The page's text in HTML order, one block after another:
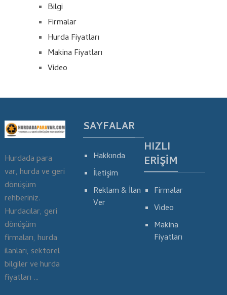
Bilgi
Firmalar
Hurda Fiyatları
Makina Fiyatları
Video
Hurdada para
var, hurda ve geri
dönüşüm
rehberiniz.
Hurdacılar, geri
dönüşüm
firmaları, hurda
ilanları, sektörel
bilgiler ve hurda
fiyatları …
SAYFALAR
Hakkında
İletişim
Reklam & İlan
Ver
HIZLI
ERIŞIM
Firmalar
Video
Makina
Fiyatları